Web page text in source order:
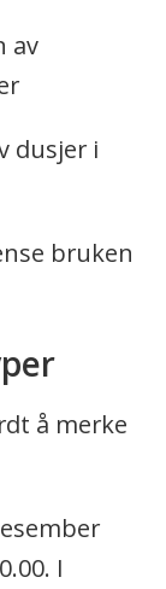
av
dusjer i
bruken
å merke
I